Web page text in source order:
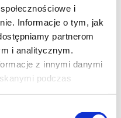
i
Informacje o tym, jak
partnerom
i analitycznym.
z innymi danymi
podczas
miał swoją premierę na
Jodie Foster w uznanym
Swan w serii filmów z